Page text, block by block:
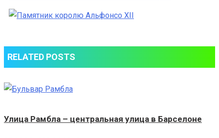
XII
RELATED POSTS
Улица Рамбла – центральная улица в Барселоне